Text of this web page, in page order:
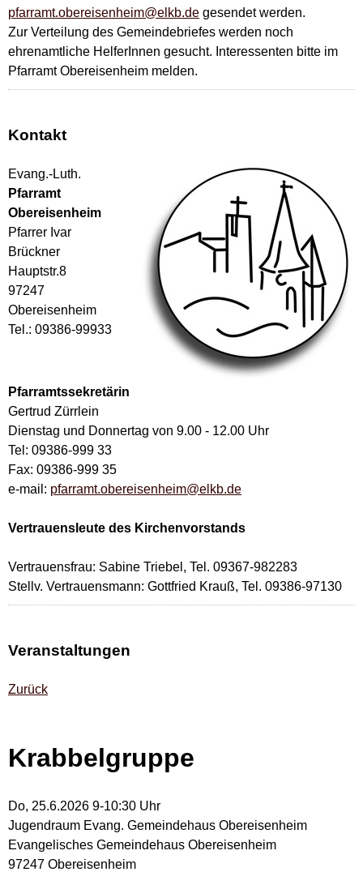
pfarramt.obereisenheim@elkb.de gesendet werden.
Zur Verteilung des Gemeindebriefes werden noch
ehrenamtliche HelferInnen gesucht. Interessenten bitte im
Pfarramt Obereisenheim melden.
Kontakt
Evang.-Luth.
Pfarramt
Obereisenheim
Pfarrer Ivar
Brückner
Hauptstr.8
97247
Obereisenheim
Tel.: 09386-99933
Pfarramtssekretärin
Gertrud Zürrlein
Dienstag und Donnertag von 9.00 - 12.00 Uhr
Tel: 09386-999 33
Fax: 09386-999 35
e-mail: pfarramt.obereisenheim@elkb.de
Vertrauensleute des Kirchenvorstands
Vertrauensfrau: Sabine Triebel, Tel. 09367-982283
Stellv. Vertrauensmann: Gottfried Krauß, Tel. 09386-97130
Veranstaltungen
Zurück
Krabbelgruppe
Do, 25.6.2026 9-10:30 Uhr
Jugendraum Evang. Gemeindehaus Obereisenheim
Evangelisches Gemeindehaus Obereisenheim
97247 Obereisenheim